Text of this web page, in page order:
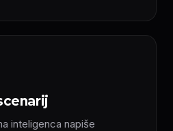
inteligenca napiše